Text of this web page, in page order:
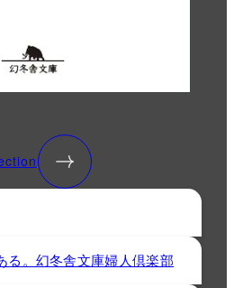
る。幻冬舎文庫婦人倶楽部